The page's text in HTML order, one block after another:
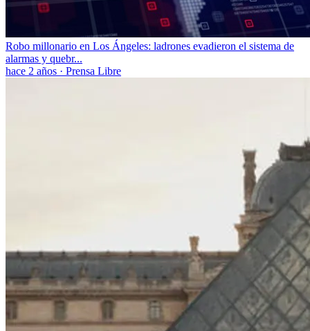
Robo millonario en Los Ángeles: ladrones evadieron el sistema de
alarmas y quebr...
hace 2 años · Prensa Libre